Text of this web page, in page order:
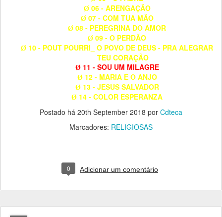
Ø 06 - ARENGAÇÃO
Ø 07 - COM TUA MÃO
Ø 08 - PEREGRINA DO AMOR
Ø 09 - O PERDÃO
Ø 10 - POUT POURRI_ O POVO DE DEUS - PRA ALEGRAR
TEU CORAÇÃO
Ø 11 - SOU UM MILAGRE
Ø 12 - MARIA E O ANJO
Ø 13 - JESUS SALVADOR
Ø 14 - COLOR ESPERANZA
Postado há 20th September 2018 por Cdteca
Marcadores: RELIGIOSAS
0 Adicionar um comentário